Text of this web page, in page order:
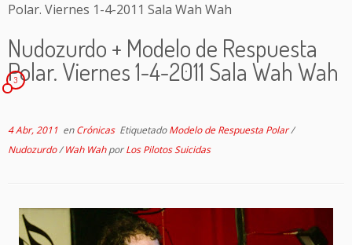
Polar. Viernes 1-4-2011 Sala Wah Wah
Nudozurdo + Modelo de Respuesta
Polar. Viernes 1-4-2011 Sala Wah Wah
3
4 Abr, 2011 enCrónicas EtiquetadoModelo de Respuesta Polar/
Nudozurdo/Wah WahporLos Pilotos Suicidas